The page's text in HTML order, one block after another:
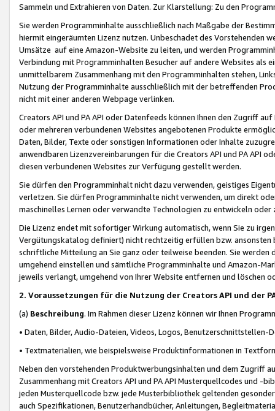
Sammeln und Extrahieren von Daten. Zur Klarstellung: Zu den
Sie werden Programminhalte ausschließlich nach Maßgabe der
hiermit eingeräumten Lizenz nutzen. Unbeschadet des Vorstehenden
Umsätze auf eine Amazon-Website zu leiten, und werden
Verbindung mit Programminhalten Besucher auf andere Websites als
unmittelbarem Zusammenhang mit den Programminhalten stehen,
Nutzung der Programminhalte ausschließlich mit der betreffenden
nicht mit einer anderen Webpage verlinken.
Creators API und PA API oder Datenfeeds können Ihnen den Zugriff
oder mehreren verbundenen Websites angebotenen Produkte
Daten, Bilder, Texte oder sonstigen Informationen oder Inhalte
anwendbaren Lizenzvereinbarungen für die Creators API und PA API
diesen verbundenen Websites zur Verfügung gestellt werden.
Sie dürfen den Programminhalt nicht dazu verwenden, geistiges
verletzen. Sie dürfen Programminhalte nicht verwenden, um direkt
maschinelles Lernen oder verwandte Technologien zu entwickeln
Die Lizenz endet mit sofortiger Wirkung automatisch, wenn Sie zu
Vergütungskatalog definiert) nicht rechtzeitig erfüllen bzw. ansonsten
schriftliche Mitteilung an Sie ganz oder teilweise beenden. Sie werden
umgehend einstellen und sämtliche Programminhalte und Amazon-
jeweils verlangt, umgehend von Ihrer Website entfernen und löschen
2. Voraussetzungen für die Nutzung der Creators API und der
(a) Beschreibung. Im Rahmen dieser Lizenz können wir Ihnen
• Daten, Bilder, Audio-Dateien, Videos, Logos, Benutzerschnittstellen-
• Textmaterialien, wie beispielsweise Produktinformationen in
Neben den vorstehenden Produktwerbungsinhalten und dem Zugriff
Zusammenhang mit Creators API und PA API Musterquellcodes und
jeden Musterquellcode bzw. jede Musterbibliothek geltenden
auch Spezifikationen, Benutzerhandbücher, Anleitungen,